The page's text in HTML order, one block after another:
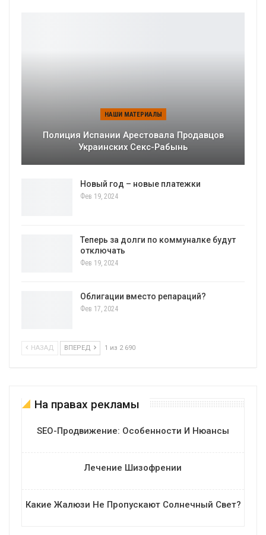
НАШИ МАТЕРИАЛЫ
Полиция Испании Арестовала Продавцов
Украинских Секс-Рабынь
Новый год – новые платежки
Фев 19, 2024
Теперь за долги по коммуналке будут
отключать
Фев 19, 2024
Облигации вместо репараций?
Фев 17, 2024
НАЗАД ВПЕРЕД 1 из 2 690
На правах рекламы
SEO-Продвижение: Особенности И Нюансы
Лечение Шизофрении
Какие Жалюзи Не Пропускают Солнечный Свет?